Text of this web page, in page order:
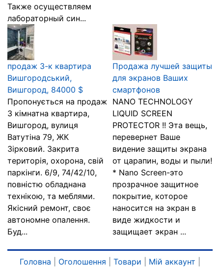
Также осуществляем
лабораторный син...
продаж 3-к квартира
Вишгородський,
Вишгород, 84000 $
Пропонується на продаж
3 кімнатна квартира,
Вишгород, вулиця
Ватутіна 79, ЖК
Зірковий. Закрита
територія, охорона, свій
паркінги. 6/9, 74/42/10,
повністю обладнана
технікою, та меблями.
Якісний ремонт, своє
автономне опалення.
Буд...
Продажа лучшей защиты
для экранов Ваших
смартфонов
NANO TECHNOLOGY
LIQUID SCREEN
PROTECTOR !! Эта вещь,
перевернет Ваше
видение защиты экрана
от царапин, воды и пыли!
* Nano Screen-это
прозрачное защитное
покрытие, которое
наносится на экран в
виде жидкости и
защищает экран ...
Головна Оголошення Товари Мій аккаунт